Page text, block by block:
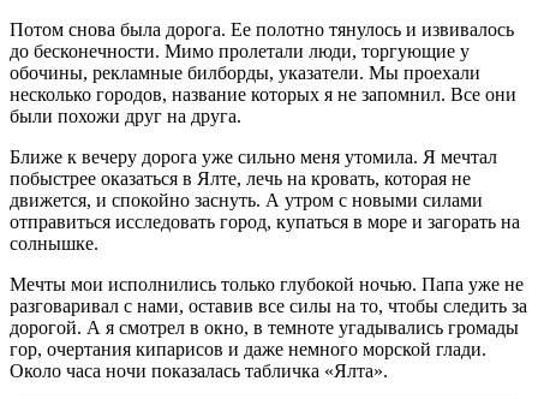
Потом снова была дорога. Ее полотно тянулось и извивалось
до бесконечности. Мимо пролетали люди, торгующие у
обочины, рекламные билборды, указатели. Мы проехали
несколько городов, название которых я не запомнил. Все они
были похожи друг на друга.
Ближе к вечеру дорога уже сильно меня утомила. Я мечтал
побыстрее оказаться в Ялте, лечь на кровать, которая не
движется, и спокойно заснуть. А утром с новыми силами
отправиться исследовать город, купаться в море и загорать на
солнышке.
Мечты мои исполнились только глубокой ночью. Папа уже не
разговаривал с нами, оставив все силы на то, чтобы следить за
дорогой. А я смотрел в окно, в темноте угадывались громады
гор, очертания кипарисов и даже немного морской глади.
Около часа ночи показалась табличка «Ялта».